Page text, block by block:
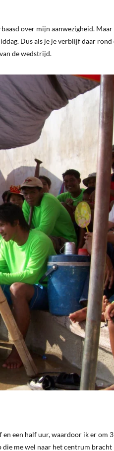
over mijn aanwezigheid.
Dus als je je verblijf daar
de wedstrijd.
en een half uur, waardoor ik er om 3
die me wel naar het centrum